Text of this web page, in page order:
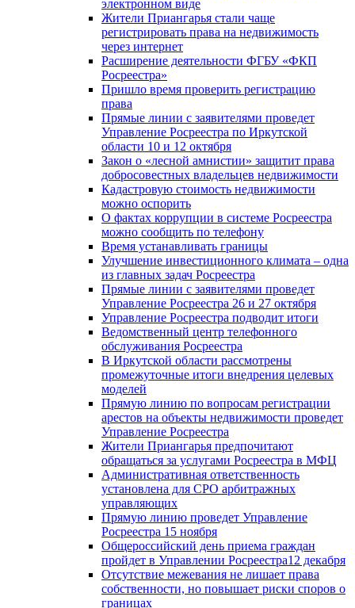
электронном виде
Жители Приангарья стали чаще
регистрировать права на недвижимость
через интернет
Расширение деятельности ФГБУ «ФКП
Росреестра»
Пришло время проверить регистрацию
права
Прямые линии с заявителями проведет
Управление Росреестра по Иркутской
области 10 и 12 октября
Закон о «лесной амнистии» защитит права
добросовестных владельцев недвижимости
Кадастровую стоимость недвижимости
можно оспорить
О фактах коррупции в системе Росреестра
можно сообщить по телефону
Время устанавливать границы
Улучшение инвестиционного климата – одна
из главных задач Росреестра
Прямые линии с заявителями проведет
Управление Росреестра 26 и 27 октября
Управление Росреестра подводит итоги
Ведомственный центр телефонного
обслуживания Росреестра
В Иркутской области рассмотрены
промежуточные итоги внедрения целевых
моделей
Прямую линию по вопросам регистрации
арестов на объекты недвижимости проведет
Управление Росреестра
Жители Приангарья предпочитают
обращаться за услугами Росреестра в МФЦ
Административная ответственность
установлена для СРО арбитражных
управляющих
Прямую линию проведет Управление
Росреестра 15 ноября
Общероссийский день приема граждан
пройдет в Управлении Росреестра12 декабря
Отсутствие межевания не лишает права
собственности, но повышает риски споров о
границах